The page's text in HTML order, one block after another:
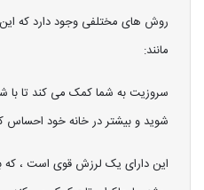
روش های مختلفی وجود دارد که
مانند:
سروزیت به شما کمک می کند تا با
شوید و بیشتر در خانه خود احساس
این دارای یک لرزش قوی است ، که